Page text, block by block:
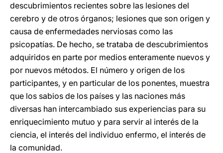
descubrimientos recientes sobre las lesiones del
cerebro y de otros órganos; lesiones que son origen y
causa de enfermedades nerviosas como las
psicopatías. De hecho, se trataba de descubrimientos
adquiridos en parte por medios enteramente nuevos y
por nuevos métodos. El número y origen de los
participantes, y en particular de los ponentes, muestra
que los sabios de los países y las naciones más
diversas han intercambiado sus experiencias para su
enriquecimiento mutuo y para servir al interés de la
ciencia, el interés del individuo enfermo, el interés de
la comunidad.